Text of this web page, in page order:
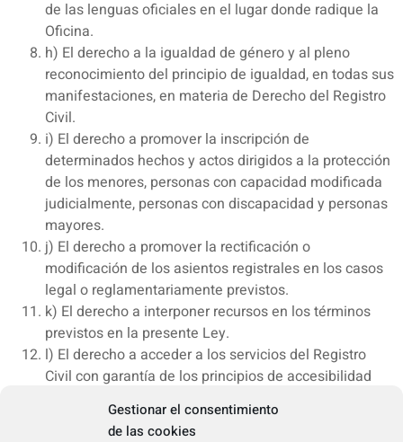
Gestionar el consentimiento
de las cookies
de las lenguas oficiales en el lugar donde radique la
Oficina.
h) El derecho a la igualdad de género y al pleno
reconocimiento del principio de igualdad, en todas sus
manifestaciones, en materia de Derecho del Registro
Civil.
i) El derecho a promover la inscripción de
determinados hechos y actos dirigidos a la protección
de los menores, personas con capacidad modificada
judicialmente, personas con discapacidad y personas
mayores.
j) El derecho a promover la rectificación o
modificación de los asientos registrales en los casos
legal o reglamentariamente previstos.
k) El derecho a interponer recursos en los términos
previstos en la presente Ley.
l) El derecho a acceder a los servicios del Registro
Civil con garantía de los principios de accesibilidad
universal y diseño para todas las personas.
Artículo 12. Deberes ante el Registro Civil.